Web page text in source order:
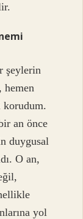
şeylerin
hemen
korudum.
an önce
duygusal
O an,
yol